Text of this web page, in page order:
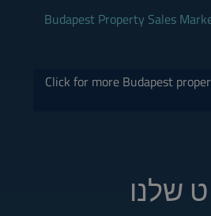
Budapest Property Sales
Click for more Budapest
שלנו